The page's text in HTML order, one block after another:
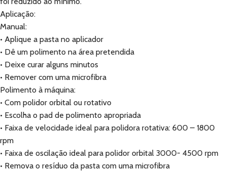
Aplicação:
Manual:
• Aplique a pasta no aplicador
• Dê um polimento na área pretendida
• Deixe curar alguns minutos
• Remover com uma microfibra
Polimento à máquina:
• Com polidor orbital ou rotativo
• Escolha o pad de polimento apropriada
• Faixa de velocidade ideal para polidora rotativa: 600 – 1800
rpm
• Faixa de oscilação ideal para polidor orbital 3000- 4500 rpm
• Remova o resíduo da pasta com uma microfibra